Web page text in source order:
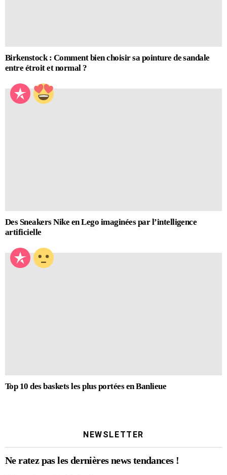
Birkenstock : Comment bien choisir sa pointure de sandale
entre étroit et normal ?
Des Sneakers Nike en Lego imaginées par l’intelligence
artificielle
Top 10 des baskets les plus portées en Banlieue
NEWSLETTER
Ne ratez pas les dernières news tendances !